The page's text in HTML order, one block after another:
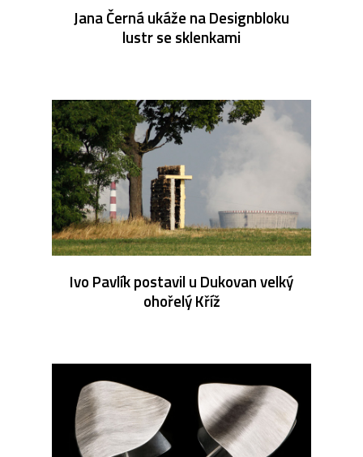
Jana Černá ukáže na Designbloku
lustr se sklenkami
Ivo Pavlík postavil u Dukovan velký
ohořelý Kříž